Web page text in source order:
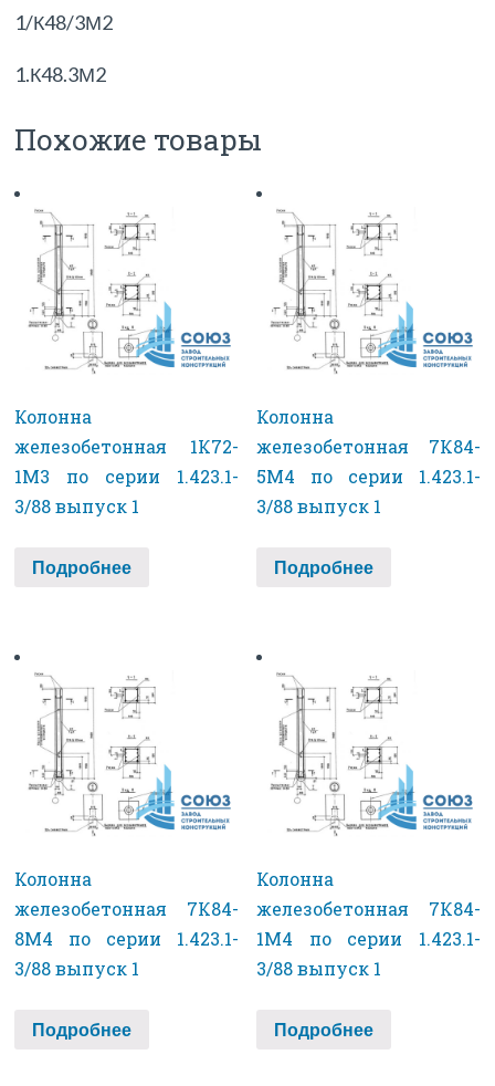
1/К48/3М2
1.К48.3М2
Похожие товары
Колонна
железобетонная 1К72-
1М3 по серии 1.423.1-
3/88 выпуск 1
Подробнее
Колонна
железобетонная 7К84-
5М4 по серии 1.423.1-
3/88 выпуск 1
Подробнее
Колонна
железобетонная 7К84-
8М4 по серии 1.423.1-
3/88 выпуск 1
Подробнее
Колонна
железобетонная 7К84-
1М4 по серии 1.423.1-
3/88 выпуск 1
Подробнее